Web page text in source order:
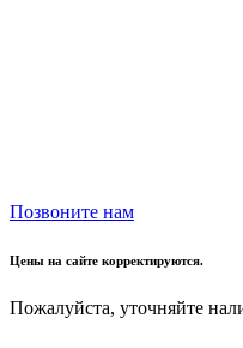
Позвоните нам
Цены на сайте корректируются.
Пожалуйста, уточняйте